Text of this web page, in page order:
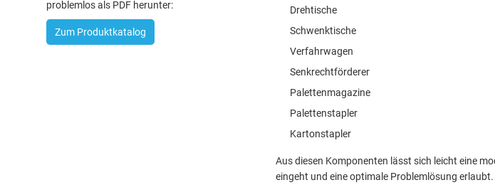
problemlos als PDF herunter:
Zum Produktkatalog
Drehtische
Schwenktische
Verfahrwagen
Senkrechtförderer
Palettenmagazine
Palettenstapler
Kartonstapler
Aus diesen Komponenten lässt sich leicht eine
eingeht und eine optimale Problemlösung